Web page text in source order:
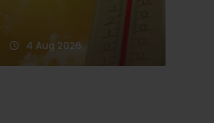
4 Aug 2026